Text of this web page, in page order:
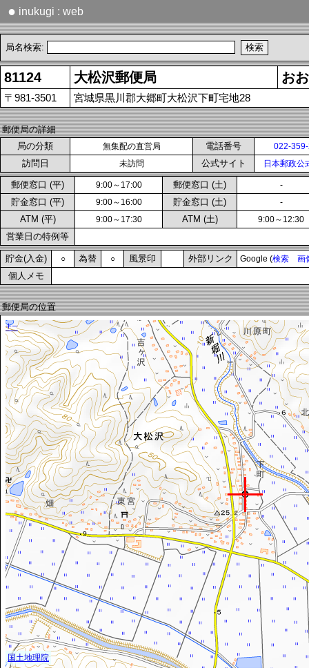
● inukugi : web
局名検索:
81124 大松沢郵便局 お
〒981-3501 宮城県黒川郡大郷町大松沢下町宅地28
郵便局の詳細
局の分類
無集配の直営局 電話番号 022-
訪問日 未訪問 公式サイト 日本郵政公
郵便窓口 (平) 9:00～17:00 郵便窓口 (土) -
貯金窓口 (平) 9:00～16:00 貯金窓口 (土) -
ATM (平) 9:00～17:30 ATM (土) 9:00～12:30
営業日の特例等
貯金(入金) ○ 為替 ○ 風景印 外部リンク Google (検索 画
個人メモ
郵便局の位置